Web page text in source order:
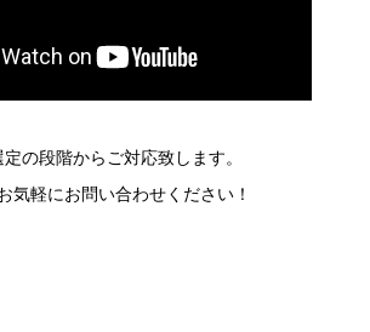
の段階からご対応致します。
気軽にお問い合わせください！